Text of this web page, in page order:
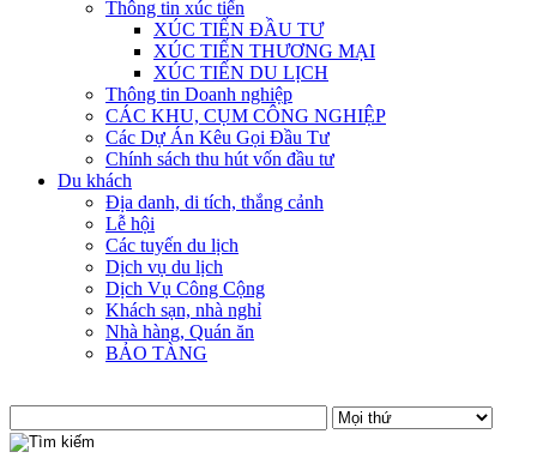
Thông tin xúc tiến
XÚC TIẾN ĐẦU TƯ
XÚC TIẾN THƯƠNG MẠI
XÚC TIẾN DU LỊCH
Thông tin Doanh nghiệp
CÁC KHU, CỤM CÔNG NGHIỆP
Các Dự Án Kêu Gọi Đầu Tư
Chính sách thu hút vốn đầu tư
Du khách
Địa danh, di tích, thắng cảnh
Lễ hội
Các tuyến du lịch
Dịch vụ du lịch
Dịch Vụ Công Cộng
Khách sạn, nhà nghỉ
Nhà hàng, Quán ăn
BẢO TÀNG